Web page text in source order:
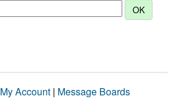
My Account | Message Boards